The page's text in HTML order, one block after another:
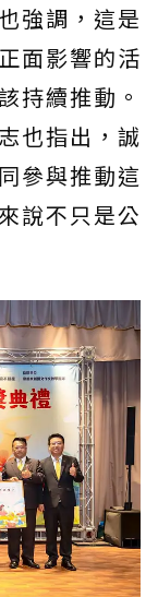
強調，這是
面影響的活
持續推動。
也指出，誠
參與推動這
說不只是公